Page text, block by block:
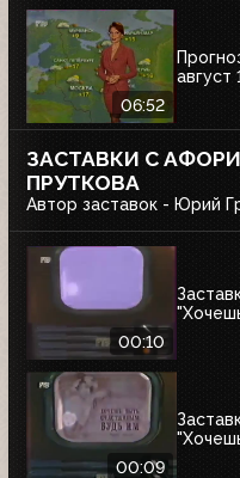
06:52
август
ЗАСТАВКИ С
ПРУТКОВА
Автор заставок - Юрий
00:10
00:09